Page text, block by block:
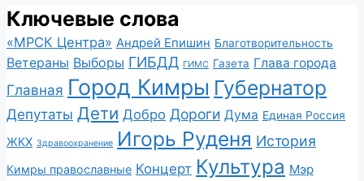
Ключевые слова
«МРСК Центра» Андрей Епишин Благотворительность
Ветераны Выборы ГИБДД ГИМС Газета Глава города
Главная Город Кимры Губернатор
Депутаты Дети Добро Дороги Дума Единая Россия
ЖКХ Здравоохранение Игорь Руденя История
Кимры православные Концерт Культура Мэр